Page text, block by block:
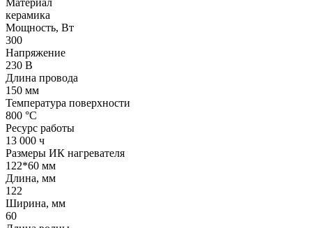
керамика
Мощность, Вт
300
Напряжение
230 В
Длина провода
150 мм
Температура поверхности
800 °С
Ресурс работы
13 000 ч
Размеры ИК нагревателя
122*60 мм
Длина, мм
122
Ширина, мм
60